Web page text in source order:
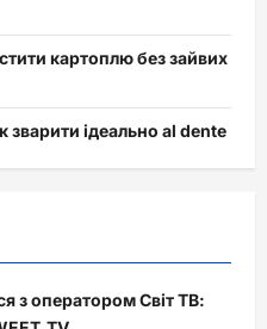
картоплю без зайвих
зварити ідеально al dente
з оператором Світ ТВ: